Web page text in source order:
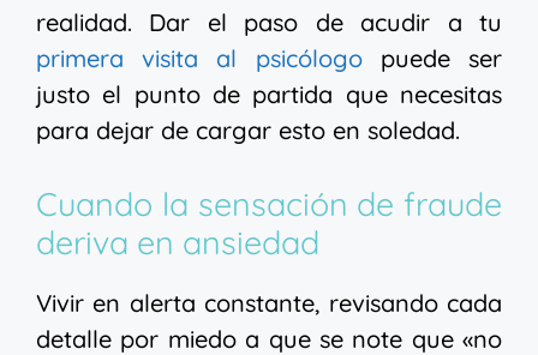
realidad. Dar el paso de acudir a tu
primera visita al psicólogopuede ser
justo el punto de partida que necesitas
para dejar de cargar esto en soledad.
Cuando la sensación de fraude
deriva en ansiedad
Vivir en alerta constante, revisando cada
detalle por miedo a que se note que «no